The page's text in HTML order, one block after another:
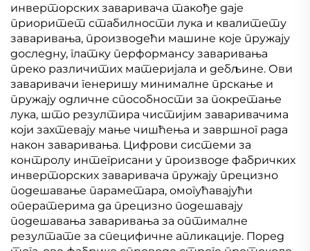
инверторских заваривача такође даје
приоритет стабилности лука и квалитету
заваривања, производећи машине које пружају
доследну, глатку перформансу заваривања
преко различитих материјала и дебљине. Ови
заваривачи генеришу минималне прскање и
пружају одличне способности за покретање
лука, што резултира чистијим заваривачима
који захтевају мање чишћења и завршног рада
након заваривања. Цифрови системи за
контролу интегрисани у производе фабричких
инверторских заваривача пружају прецизно
подешавање параметара, омогућавајући
оператерима да прецизно подешавају
подешавања заваривања за оптималне
резултате за специфичне апликације. Поред